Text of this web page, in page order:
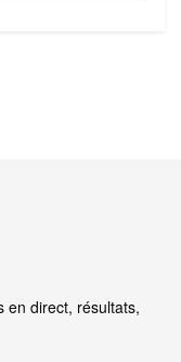
en direct, résultats,